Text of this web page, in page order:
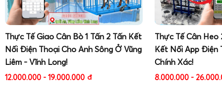
thịt, cá, rau củ, trái cây, thực phẩm chế biến, giúp chuẩn
hình ảnh thương hiệu và thuận tiện cho việc kiểm soát hạn
Thực Tế Giao Cân Bò 1 Tấn 2 Tấn Kết
Nối Điện Thoại Cho Anh Sông Ở Vũng
Liêm - Vĩnh Long!
12.000.000 - 19.000.000 đ
Thực Tế Cân
Kết Nối App Điện
Chính Xác!
8.000.000 -